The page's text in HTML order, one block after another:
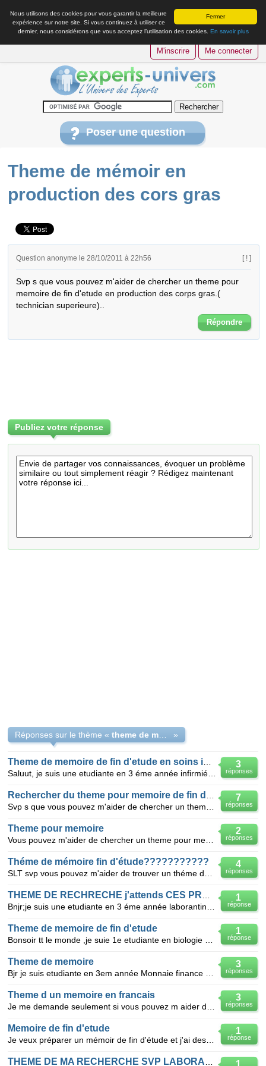
Fermer
Nous utilisons des cookies pour vous garantir la meilleure
expérience sur notre site. Si vous continuez à utiliser ce
dernier, nous considérons que vous acceptez l’utilisation des cookies. En savoir plus
M'inscrire Me connecter
Poser une question
Theme de mémoir en
production des cors gras
Question anonyme le 28/10/2011 à 22h56 [ ! ]
Svp s que vous pouvez m'aider de chercher un theme pour
memoire de fin d'etude en production des corps gras.(
technician superieure)..
Répondre
Publiez votre réponse
Réponses sur le thème « »
3
réponses
7
réponses
2
réponses
Theme pour memoire
4
réponses
Théme de mémoire fin d'étude???????????
1
réponse
1
réponse
Theme de memoire de fin d'etude
3
réponses
Theme de memoire
3
réponses
Theme d un memoire en francais
1
réponse
Memoire de fin d'etude
1